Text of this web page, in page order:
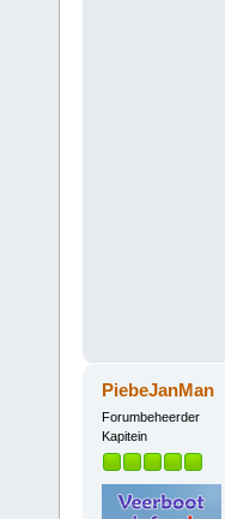
PiebeJanMan
Forumbeheerder
Kapitein